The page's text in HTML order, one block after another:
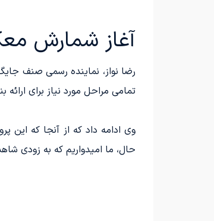
آغاز شمارش
تمامی مراحل مورد نیاز برای
وی ادامه داد که از آنجا که این
حال، ما امیدواریم که به زودی